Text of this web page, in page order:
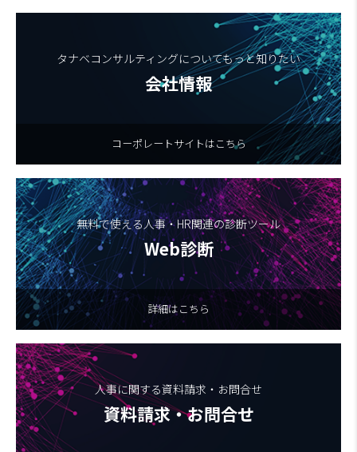
タナベコンサルティングについてもっと知りたい
会社情報
コーポレートサイトはこちら
無料で使える人事・HR関連の診断ツール
Web診断
詳細はこちら
人事に関する資料請求・お問合せ
資料請求・お問合せ